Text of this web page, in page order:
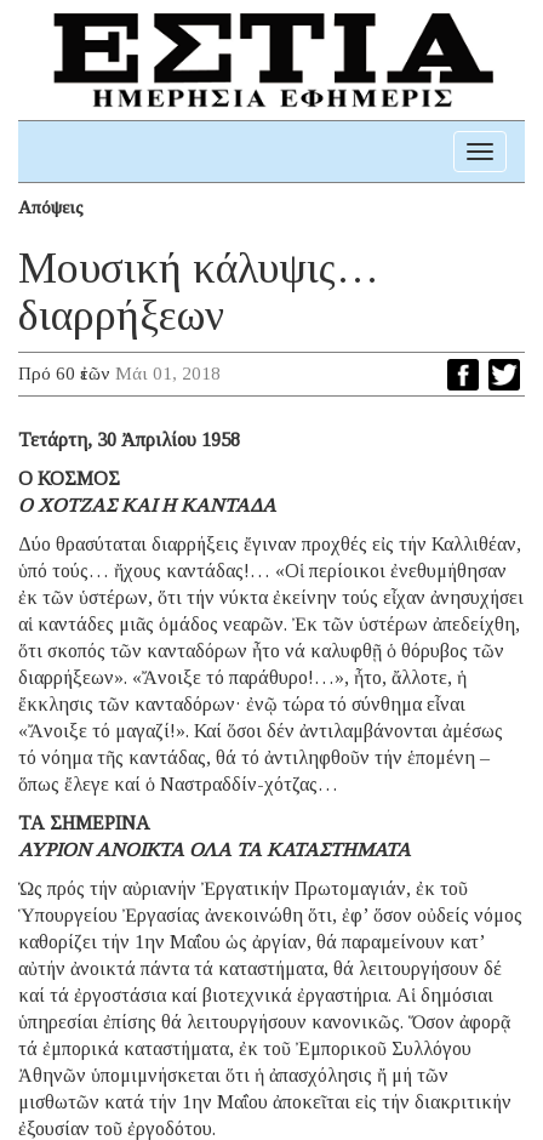
Toggle
Απόψεις
Μουσική κάλυψις…
διαρρήξεων
Πρό 60 ἐτῶν Μάι 01, 2018
Τετάρτη, 30 Ἀπριλίου 1958
Ο ΚΟΣΜΟΣ
Ο ΧΟΤΖΑΣ ΚΑΙ Η ΚΑΝΤΑΔΑ
Δύο θρασύταται διαρρήξεις ἔγιναν προχθές εἰς τήν Καλλιθέαν,
ὑπό τούς… ἤχους καντάδας!… «Οἱ περίοικοι ἐνεθυμήθησαν
ἐκ τῶν ὑστέρων, ὅτι τήν νύκτα ἐκείνην τούς εἶχαν ἀνησυχήσει
αἱ καντάδες μιᾶς ὁμάδος νεαρῶν. Ἐκ τῶν ὑστέρων ἀπεδείχθη,
ὅτι σκοπός τῶν κανταδόρων ἦτο νά καλυφθῇ ὁ θόρυβος τῶν
διαρρήξεων». «Ἄνοιξε τό παράθυρο!…», ἦτο, ἄλλοτε, ἡ
ἔκκλησις τῶν κανταδόρων· ἐνῷ τώρα τό σύνθημα εἶναι
«Ἄνοιξε τό μαγαζί!». Καί ὅσοι δέν ἀντιλαμβάνονται ἀμέσως
τό νόημα τῆς καντάδας, θά τό ἀντιληφθοῦν τήν ἑπομένη –
ὅπως ἔλεγε καί ὁ Ναστραδδίν-χότζας…
ΤΑ ΣΗΜΕΡΙΝΑ
ΑΥΡΙΟΝ ΑΝΟΙΚΤΑ ΟΛΑ ΤΑ ΚΑΤΑΣΤΗΜΑΤΑ
Ὡς πρός τήν αὐριανήν Ἐργατικήν Πρωτομαγιάν, ἐκ τοῦ
Ὑπουργείου Ἐργασίας ἀνεκοινώθη ὅτι, ἐφ’ ὅσον οὐδείς νόμος
καθορίζει τήν 1ην Μαΐου ὡς ἀργίαν, θά παραμείνουν κατ’
αὐτήν ἀνοικτά πάντα τά καταστήματα, θά λειτουργήσουν δέ
καί τά ἐργοστάσια καί βιοτεχνικά ἐργαστήρια. Αἱ δημόσιαι
ὑπηρεσίαι ἐπίσης θά λειτουργήσουν κανονικῶς. Ὅσον ἀφορᾷ
τά ἐμπορικά καταστήματα, ἐκ τοῦ Ἐμπορικοῦ Συλλόγου
Ἀθηνῶν ὑπομιμνήσκεται ὅτι ἡ ἀπασχόλησις ἤ μή τῶν
μισθωτῶν κατά τήν 1ην Μαΐου ἀποκεῖται εἰς τήν διακριτικήν
ἐξουσίαν τοῦ ἐργοδότου.